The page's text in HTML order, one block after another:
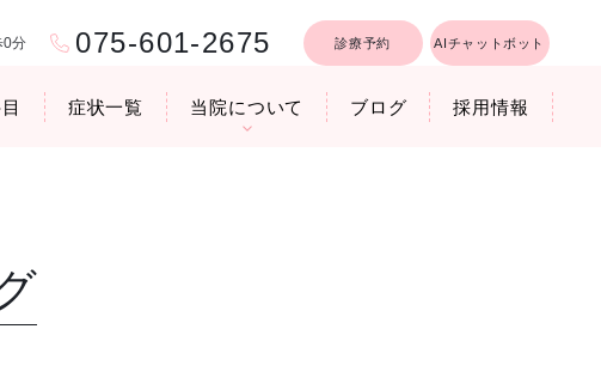
0分 075-601-2675 診療予約 AIチャットボット
症状一覧 当院について ブログ 採用情報